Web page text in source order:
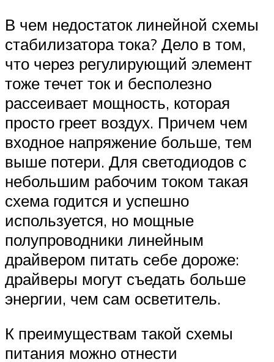
В чем недостаток линейной схемы
стабилизатора тока? Дело в том,
что через регулирующий элемент
тоже течет ток и бесполезно
рассеивает мощность, которая
просто греет воздух. Причем чем
входное напряжение больше, тем
выше потери. Для светодиодов с
небольшим рабочим током такая
схема годится и успешно
используется, но мощные
полупроводники линейным
драйвером питать себе дороже:
драйверы могут съедать больше
энергии, чем сам осветитель.
К преимуществам такой схемы
питания можно отнести